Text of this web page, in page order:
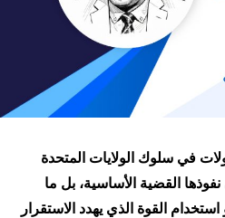
في سلوك الولايات المتحدة
القضية الأساسية، بل ما
القوة الذي يهدد الاستقرار